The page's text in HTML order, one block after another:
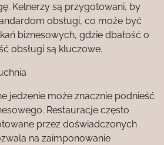
Kelnerzy są przygotowani, by
obsługi, co może być
biznesowych, gdzie dbałość o
obsługi są kluczowe.
jedzenie może znacznie podnieść
Restauracje często
przez doświadczonych
na zaimponowanie